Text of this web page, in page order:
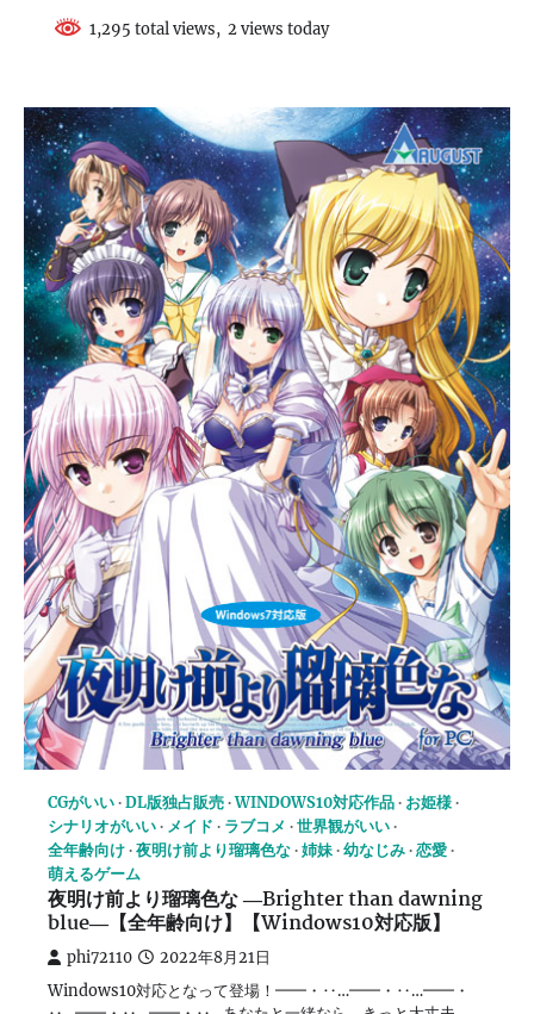
1,295 total views, 2 views today
CGがいい DL版独占販売 WINDOWS10対応作品
お姫様
シナリオがいい
メイド ラブコメ
世界観がいい
全年齢向け 夜明け前より瑠璃色な 姉妹 幼なじみ 恋愛
萌えるゲーム
夜明け前より瑠璃色な ―Brighter than dawning
blue―【全年齢向け】【Windows10対応版】
phi72110 2022年8月21日
Windows10対応となって登場！━━・‥…━━・‥…━━・